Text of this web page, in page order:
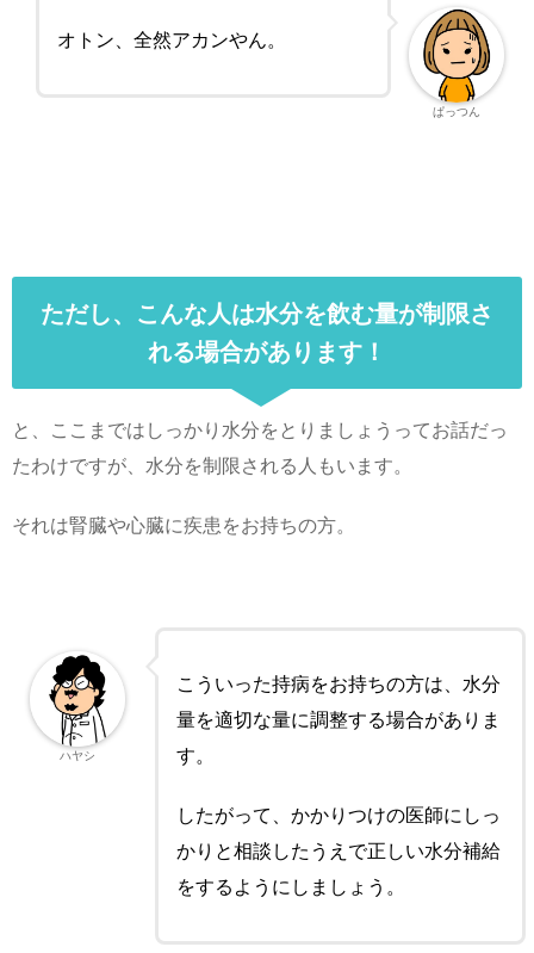
オトン、全然アカンやん。
ぱっつん
ただし、こんな人は水分を飲む量が制限さ
れる場合があります！
と、ここまではしっかり水分をとりましょうってお話だっ
たわけですが、水分を制限される人もいます。
それは腎臓や心臓に疾患をお持ちの方。
こういった持病をお持ちの方は、水分
量を適切な量に調整する場合がありま
す。
したがって、かかりつけの医師にしっ
かりと相談したうえで正しい水分補給
をするようにしましょう。
ハヤシ